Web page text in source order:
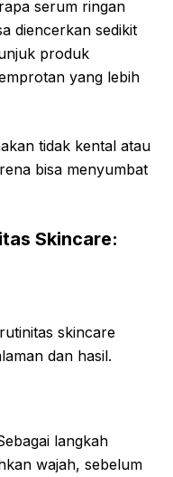
serum ringan
diencerkan sedikit
produk
yang lebih
tidak kental atau
bisa menyumbat
Skincare:
skincare
dan hasil.
langkah
wajah, sebelum